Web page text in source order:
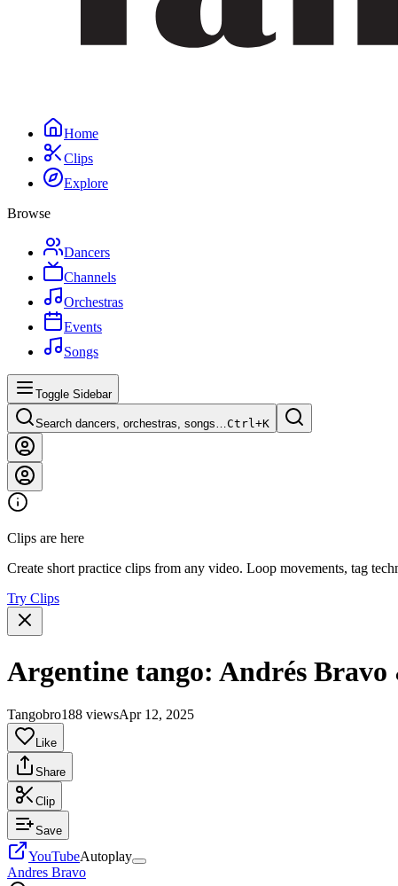
Home
Clips
Explore
Browse
Dancers
Channels
Orchestras
Events
Songs
Toggle Sidebar
Search dancers, orchestras, songs…Ctrl+K
Clips are here
Create short practice clips from any video. Loop movements, tag
Try Clips
Argentine tango: Andrés
Tangobro188 viewsApr 12, 2025
Like
Share
Clip
Save
YouTubeAutoplay
Andres Bravo